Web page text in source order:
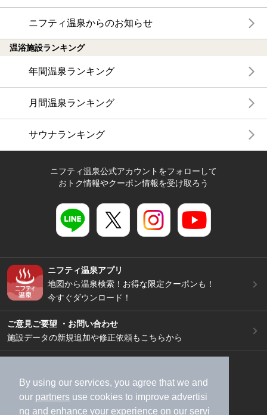
By using our services, you agree that we and
our partners use cookies to improve advertisi
ng and enhance your experience on our servi
ニフティ温泉からのお知らせ
温浴施設ランキング
年間温泉ランキング
月間温泉ランキング
サウナランキング
ニフティ温泉公式アカウントをフォローして
おトク情報やクーポン情報を受け取ろう
ニフティ温泉アプリ
地図から温泉検索！お得な限定クーポンも！
今すぐダウンロード！
ご意見ご要望 ・お問い合わせ
施設データの新規追加や修正依頼もこちらから
加盟店募集（資料請求）
広告出稿のご案内
利用規約
ライフスタイルMEMBERS+規約